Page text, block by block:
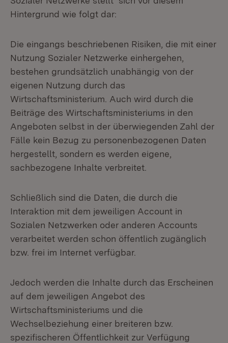
Hintergrund wie folgt dar:
Die eingangs beschriebenen Risiken, die mit einer
Nutzung Sozialer Netzwerke einhergehen,
bestehen grundsätzlich unabhängig von der
eigenen Nutzung durch das
Wirtschaftsministerium. Auch wird durch die
Beiträge des Wirtschaftsministeriums in den
Angeboten selbst in der überwiegenden Zahl der
Fälle kein Bezug zu personenbezogenen Daten
hergestellt, sondern es werden eigene,
sachbezogene Inhalte verbreitet.
Schließlich sind die Daten, die durch die
Interaktion mit dem jeweiligen Account in
Sozialen Netzwerken oder anderen Accounts
verarbeitet werden schon öffentlich zugänglich
bzw. frei im Internet verfügbar.
Jedoch werden die Inhalte durch das Erscheinen
auf dem jeweiligen Angebot des
Wirtschaftsministeriums und die
Wechselbeziehung einer breiteren bzw.
spezifischeren Öffentlichkeit zur Verfügung